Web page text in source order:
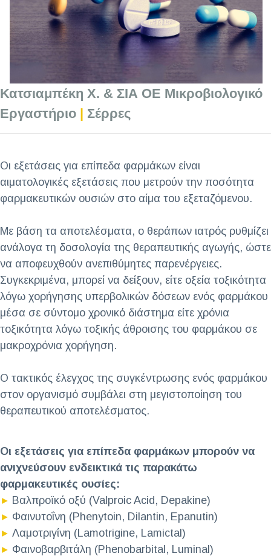
Κατσιαμπέκη Χ. & ΣΙΑ ΟΕ Μικροβιολογικό
Εργαστήριο
Σέρρες
Οι εξετάσεις για επίπεδα φαρμάκων είναι
αιματολογικές εξετάσεις που μετρούν την ποσότητα
φαρμακευτικών ουσιών στο αίμα του εξεταζόμενου.
Με βάση τα αποτελέσματα, ο θεράπων ιατρός ρυθμίζει
ανάλογα τη δοσολογία της θεραπευτικής αγωγής, ώστε
να αποφευχθούν ανεπιθύμητες παρενέργειες.
Συγκεκριμένα, μπορεί να δείξουν, είτε οξεία τοξικότητα
λόγω χορήγησης υπερβολικών δόσεων ενός φαρμάκου
μέσα σε σύντομο χρονικό διάστημα είτε χρόνια
τοξικότητα λόγω τοξικής άθροισης του φαρμάκου σε
μακροχρόνια χορήγηση.
Ο τακτικός έλεγχος της συγκέντρωσης ενός φαρμάκου
στον οργανισμό συμβάλει στη μεγιστοποίηση του
θεραπευτικού αποτελέσματος.
Οι εξετάσεις για επίπεδα φαρμάκων μπορούν να
ανιχνεύσουν ενδεικτικά τις παρακάτω
φαρμακευτικές ουσίες:
► Βαλπροϊκό οξύ (Valproic Acid, Depakine)
► Φαινυτοΐνη (Phenytoin, Dilantin, Epanutin)
► Λαμοτριγίνη (Lamotrigine, Lamictal)
► Φαινοβαρβιτάλη (Phenobarbital, Luminal)